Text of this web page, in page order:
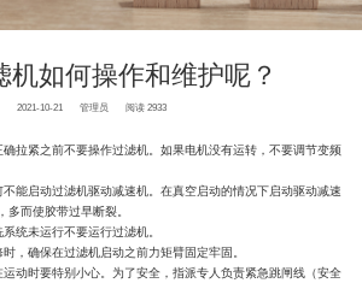
机如何操作和维护呢？
2021-10-21 管理员 阅读 2933
拉紧之前不要操作过滤机。如果电机没有运转，不要调节变频
能启动过滤机驱动减速机。在真空启动的情况下启动驱动减速
多而使胶带过早断裂。
统未运行不要运行过滤机。
，确保在过滤机启动之前力矩臂固定牢固。
动时要特别小心。为了安全，指派专人负责紧急跳闸线（安全